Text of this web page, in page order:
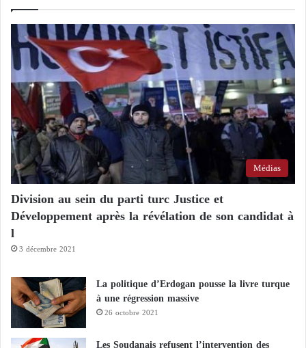
Médias
Division au sein du parti turc Justice et
Développement après la révélation de son candidat à
l
3 décembre 2021
La politique d’Erdogan pousse la livre turque
à une régression massive
26 octobre 2021